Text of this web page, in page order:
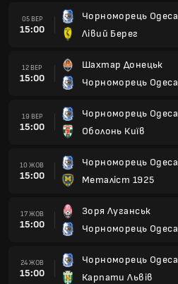
05 ВЕР
15:00
Чорноморець Одеса
Лівий Берег
12 ВЕР
15:00
Шахтар Донецьк
Чорноморець Одеса
19 ВЕР
15:00
Чорноморець Одеса
Оболонь Київ
10 ЖОВ
15:00
Чорноморець Одеса
Металіст 1925
17 ЖОВ
15:00
Зоря Луганськ
Чорноморець Одеса
24 ЖОВ
15:00
Чорноморець Одеса
Карпати Львів